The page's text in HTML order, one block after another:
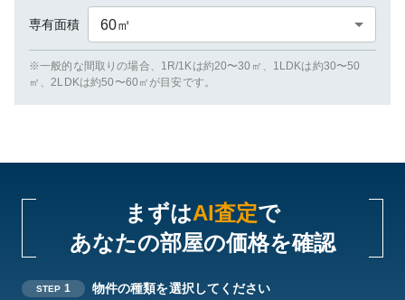
専有面積 60㎡
※一般的な間取りの場合、1R/1Kは約20〜30㎡、1LDKは約30〜50
㎡、2LDKは約50〜60㎡が目安です。
まずはAI査定で
あなたの部屋の価格を確認
STEP 1 物件の種類を選択してください